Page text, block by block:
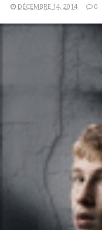
DÉCEMBRE 14, 2014 0